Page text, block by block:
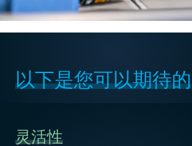
以下是您可以期待的
灵活性